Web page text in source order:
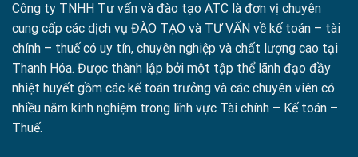
Công ty TNHH Tư vấn và đào tạo ATC là đơn vị chuyên
cung cấp các dịch vụ ĐÀO TẠO và TƯ VẤN về kế toán – tài
chính – thuế có uy tín, chuyên nghiệp và chất lượng cao tại
Thanh Hóa. Được thành lập bởi một tập thể lãnh đạo đầy
nhiệt huyết gồm các kế toán trưởng và các chuyên viên có
nhiều năm kinh nghiệm trong lĩnh vực Tài chính – Kế toán –
Thuế.